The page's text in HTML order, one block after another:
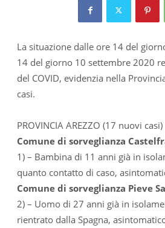
La situazione dalle ore 14 del
14 del giorno 10 settembre 2020
del COVID, evidenzia nella
casi.
PROVINCIA AREZZO (17 nuovi casi)
Comune di sorveglianza
1) – Bambina di 11 anni già in
quanto contatto di caso,
Comune di sorveglianza Pieve
2) – Uomo di 27 anni già in
rientrato dalla Spagna,